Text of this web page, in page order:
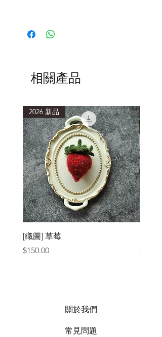
相關產品
2026 新品
[織圖] 草莓
價格
$150.00
價格
關於我們
常見問題